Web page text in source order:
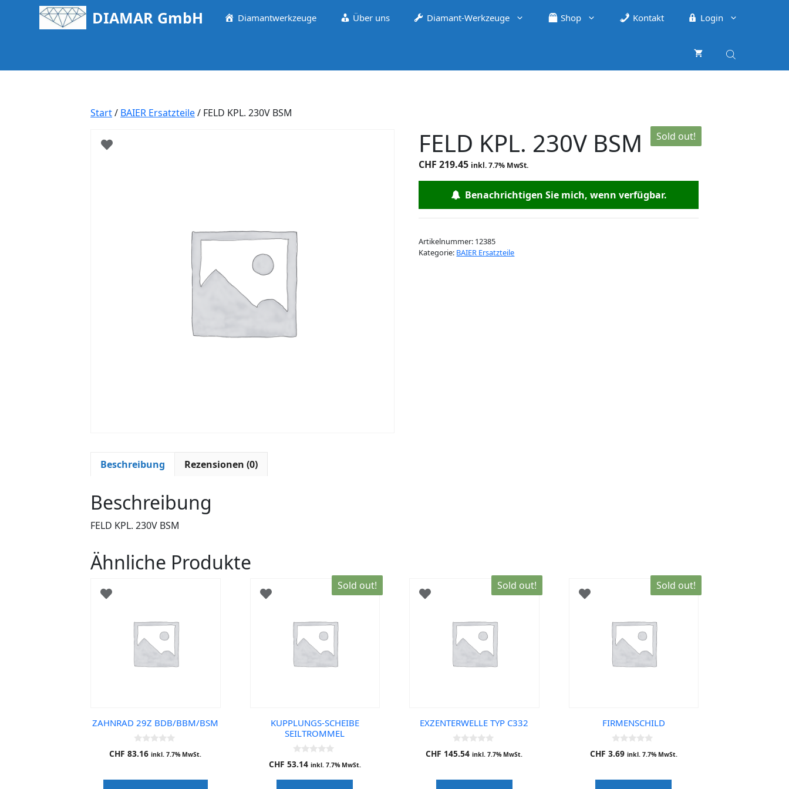
DIAMAR GmbH Diamantwerkzeuge Über uns Diamant-Werkzeuge Shop Kontakt Login
Start/ BAIER Ersatzteile/ FELD KPL. 230V BSM
Sold out!
FELD KPL. 230V BSM
CHF 219.45 inkl. 7.7% MwSt.
Benachrichtigen Sie mich, wenn verfügbar.
Artikelnummer: 12385
Kategorie: BAIER Ersatzteile
Beschreibung Rezensionen (0)
Beschreibung
FELD KPL. 230V BSM
Ähnliche Produkte
ZAHNRAD 29Z BDB/BBM/BSM
0
o
o
CHF 83.16 inkl. 7.7% MwSt.
Sold out!
KUPPLUNGS-SCHEIBE
SEILTROMMEL
0
o
CHF 53.14 inkl. 7.7% MwSt.
Sold out!
EXZENTERWELLE TYP C332
0
o
o
CHF 145.54 inkl. 7.7% MwSt.
Sold out!
FIRMENSCHILD
0
o
o
CHF 3.69 inkl. 7.7% MwSt.